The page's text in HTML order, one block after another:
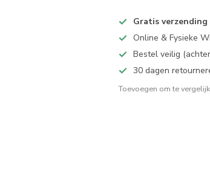
Gratis verzending
Online & Fysieke
Bestel veilig
30 dagen
Toevoegen om te